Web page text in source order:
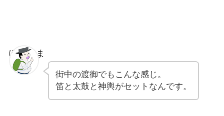
ぽちゃま
街中の渡御でもこんな感じ。
笛と太鼓と神輿がセットなんです。